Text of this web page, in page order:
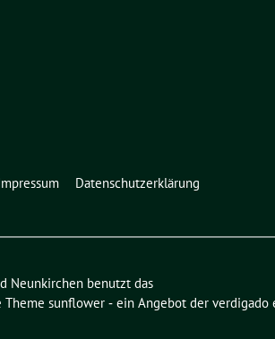
Datenschutzerklärung
Neunkirchen benutzt das
Theme sunflower ‐ ein Angebot der verdigado